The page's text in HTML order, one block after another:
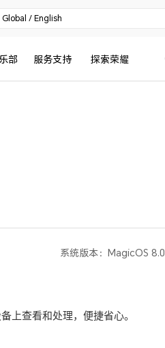
Global / English
部 服务支持 探索荣耀
系统版本：MagicOS 8.0
上查看和处理，便捷省心。